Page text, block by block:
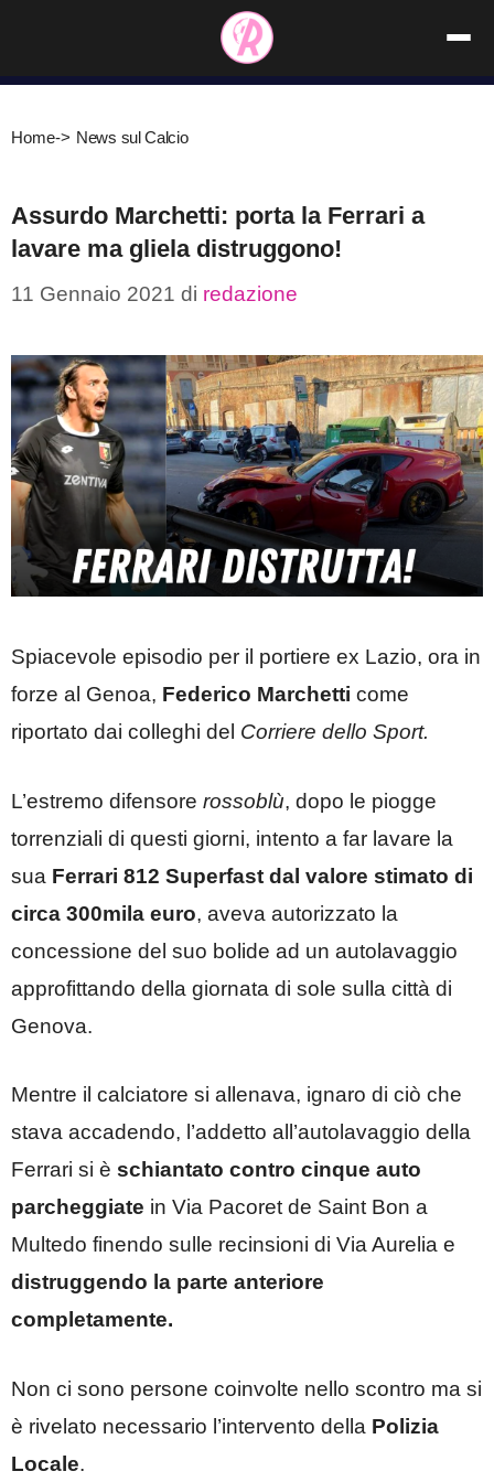
contenuto
Home-> News sul Calcio
Assurdo Marchetti: porta la Ferrari a
lavare ma gliela distruggono!
11 Gennaio 2021 di redazione
Spiacevole episodio per il portiere ex Lazio, ora in
forze al Genoa, Federico Marchetti come
riportato dai colleghi del Corriere dello Sport.
L’estremo difensore rossoblù, dopo le piogge
torrenziali di questi giorni, intento a far lavare la
sua Ferrari 812 Superfast dal valore stimato di
circa 300mila euro, aveva autorizzato la
concessione del suo bolide ad un autolavaggio
approfittando della giornata di sole sulla città di
Genova.
Mentre il calciatore si allenava, ignaro di ciò che
stava accadendo, l’addetto all’autolavaggio della
Ferrari si è schiantato contro cinque auto
parcheggiate in Via Pacoret de Saint Bon a
Multedo finendo sulle recinsioni di Via Aurelia e
distruggendo la parte anteriore
completamente.
Non ci sono persone coinvolte nello scontro ma si
è rivelato necessario l’intervento della Polizia
Locale.